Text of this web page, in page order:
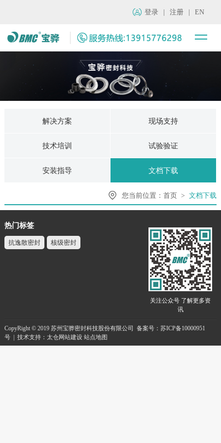
登录 注册 EN
解决方案 现场支持
技术培训 试验验证
安装指导 文档下载
您当前位置：首页 > 文档下载
热门标签
抗逸散密封 核级密封
关注公众号 了解更多资
讯
CopyRight © 2019 苏州宝骅密封科技股份有限公司 备案号：苏ICP备10000951
号
| 技术支持： 太仓网站建设 站点地图